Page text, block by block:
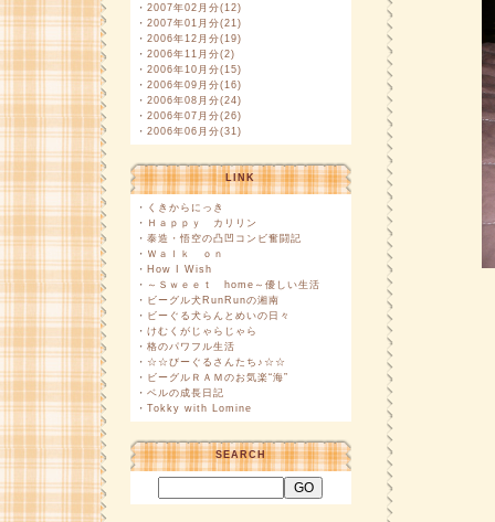
・ 2007年02月分(12)
・ 2007年01月分(21)
・ 2006年12月分(19)
・ 2006年11月分(2)
・ 2006年10月分(15)
・ 2006年09月分(16)
・ 2006年08月分(24)
・ 2006年07月分(26)
・ 2006年06月分(31)
LINK
・ くきからにっき
・ Ｈａｐｐｙ カリリン
・ 泰造・悟空の凸凹コンビ奮闘記
・ Ｗａｌｋ ｏｎ
・ How I Wish
・ ～Ｓｗｅｅｔ home～優しい生活
・ ビーグル犬RunRunの湘南
・ ビーぐる犬らんとめいの日々
・ けむくがじゃらじゃら
・ 格のパワフル生活
・ ☆☆びーぐるさんたち♪☆☆
・ ビーグルＲＡＭのお気楽“海”
・ ベルの成長日記
・ Tokky with Lomine
SEARCH